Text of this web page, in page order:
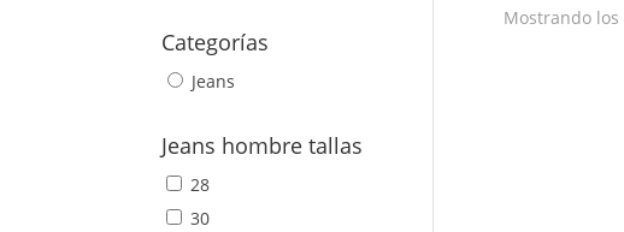
Mostrando
Categorías
Jeans
Jeans hombre tallas
28
30